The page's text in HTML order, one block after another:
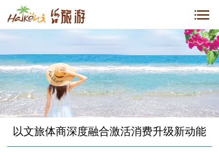
以文旅体商深度融合激活消费升级新动能